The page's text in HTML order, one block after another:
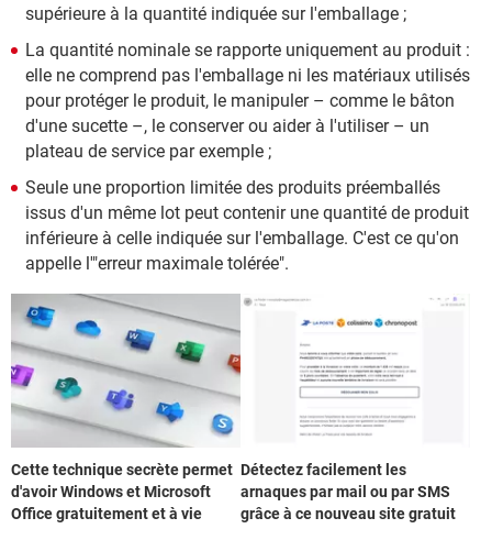
supérieure à la quantité indiquée sur l'emballage ;
La quantité nominale se rapporte uniquement au produit :
elle ne comprend pas l'emballage ni les matériaux utilisés
pour protéger le produit, le manipuler – comme le bâton
d'une sucette –, le conserver ou aider à l'utiliser – un
plateau de service par exemple ;
Seule une proportion limitée des produits préemballés
issus d'un même lot peut contenir une quantité de produit
inférieure à celle indiquée sur l'emballage. C'est ce qu'on
appelle l'"erreur maximale tolérée".
Cette technique secrète permet
d'avoir Windows et Microsoft
Office gratuitement et à vie
Détectez facilement les
arnaques par mail ou par SMS
grâce à ce nouveau site gratuit